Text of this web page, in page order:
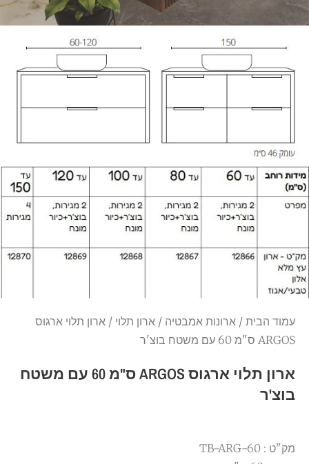
עמוד הבית / ארונות אמבטיה / ארון תלוי / ארון תלוי ארגוס
ARGOS ס"מ 60 עם משטח בוצ'ר
ארון תלוי ארגוס ARGOS ס"מ 60 עם משטח
בוצ'ר
מק"ט : TB-ARG-60